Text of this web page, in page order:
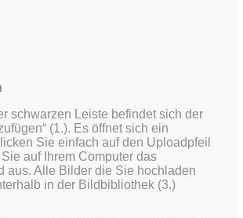
schwarzen Leiste befindet sich der
(1.). Es öffnet sich ein
Sie einfach auf den Uploadpfeil
auf Ihrem Computer das
aus. Alle Bilder die Sie hochladen
in der Bildbibliothek (3.)